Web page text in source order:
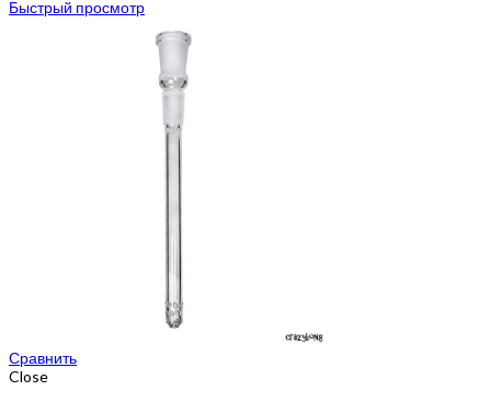
Быстрый просмотр
Сравнить
Close